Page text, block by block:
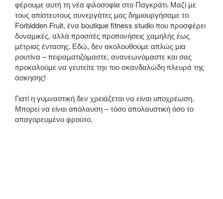
φέρουμε αυτή τη νέα φιλοσοφία στο Παγκράτι. Μαζί με
τους απίστευτους συνεργάτες μας δημιουργήσαμε το
Forbidden Fruit, ένα boutique fitness studio που προσφέρει
δυναμικές, αλλά προσιτές προπονήσεις χαμηλής έως
μέτριας έντασης. Εδώ, δεν ακολουθούμε απλώς μια
ρουτίνα – πειραματιζόμαστε, ανανεωνόμαστε και σας
προκαλούμε να γευτείτε την πιο σκανδαλώδη πλευρά της
άσκησης!
Γιατί η γυμναστική δεν χρειάζεται να είναι υποχρέωση.
Μπορεί να είναι απόλαυση – τόσο απολαυστική όσο το
απαγορευμένο φρούτο.